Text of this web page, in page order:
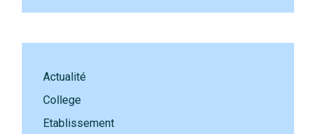
Actualité
College
Etablissement